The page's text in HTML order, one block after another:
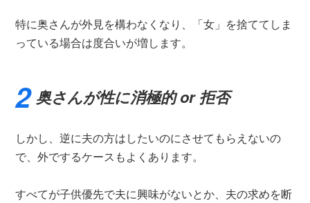
特に奥さんが外見を構わなくなり、「女」を捨ててしま
っている場合は度合いが増します。
奥さんが性に消極的 or 拒否
しかし、逆に夫の方はしたいのにさせてもらえないの
で、外でするケースもよくあります。
すべてが子供優先で夫に興味がないとか、夫の求めを断